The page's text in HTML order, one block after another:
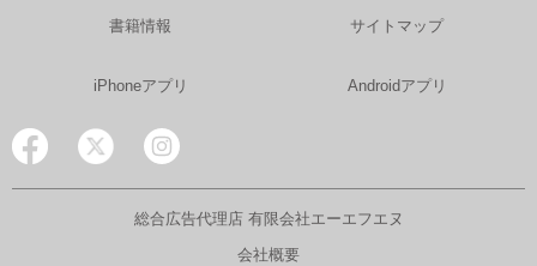
書籍情報
サイトマップ
iPhoneアプリ Androidアプリ
総合広告代理店 有限会社エーエフエヌ
会社概要